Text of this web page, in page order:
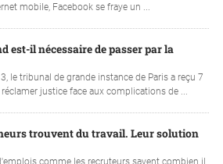
mobile, Facebook se fraye un ...
est-il nécessaire de passer par la
le tribunal de grande instance de Paris a reçu 7
justice face aux complications de ...
trouvent du travail. Leur solution
comme les recruteurs savent combien il